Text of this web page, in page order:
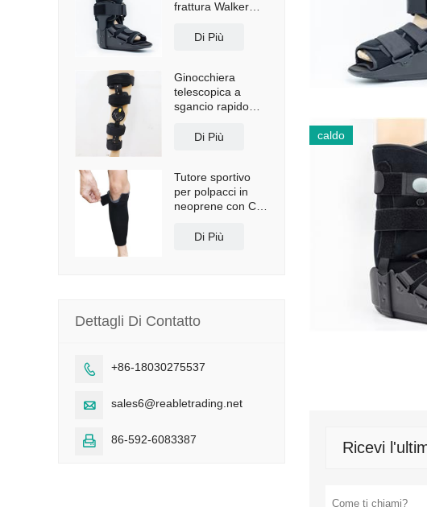
caldo
Ricevi
frattura Walker
Di Più
Ginocchiera
telescopica a
sgancio rapido
Di Più
Tutore sportivo
per polpacci in
neoprene con CE
Di Più
Dettagli Di Contatto
 +86-18030275537
 sales6@reabletrading.net
 86-592-6083387